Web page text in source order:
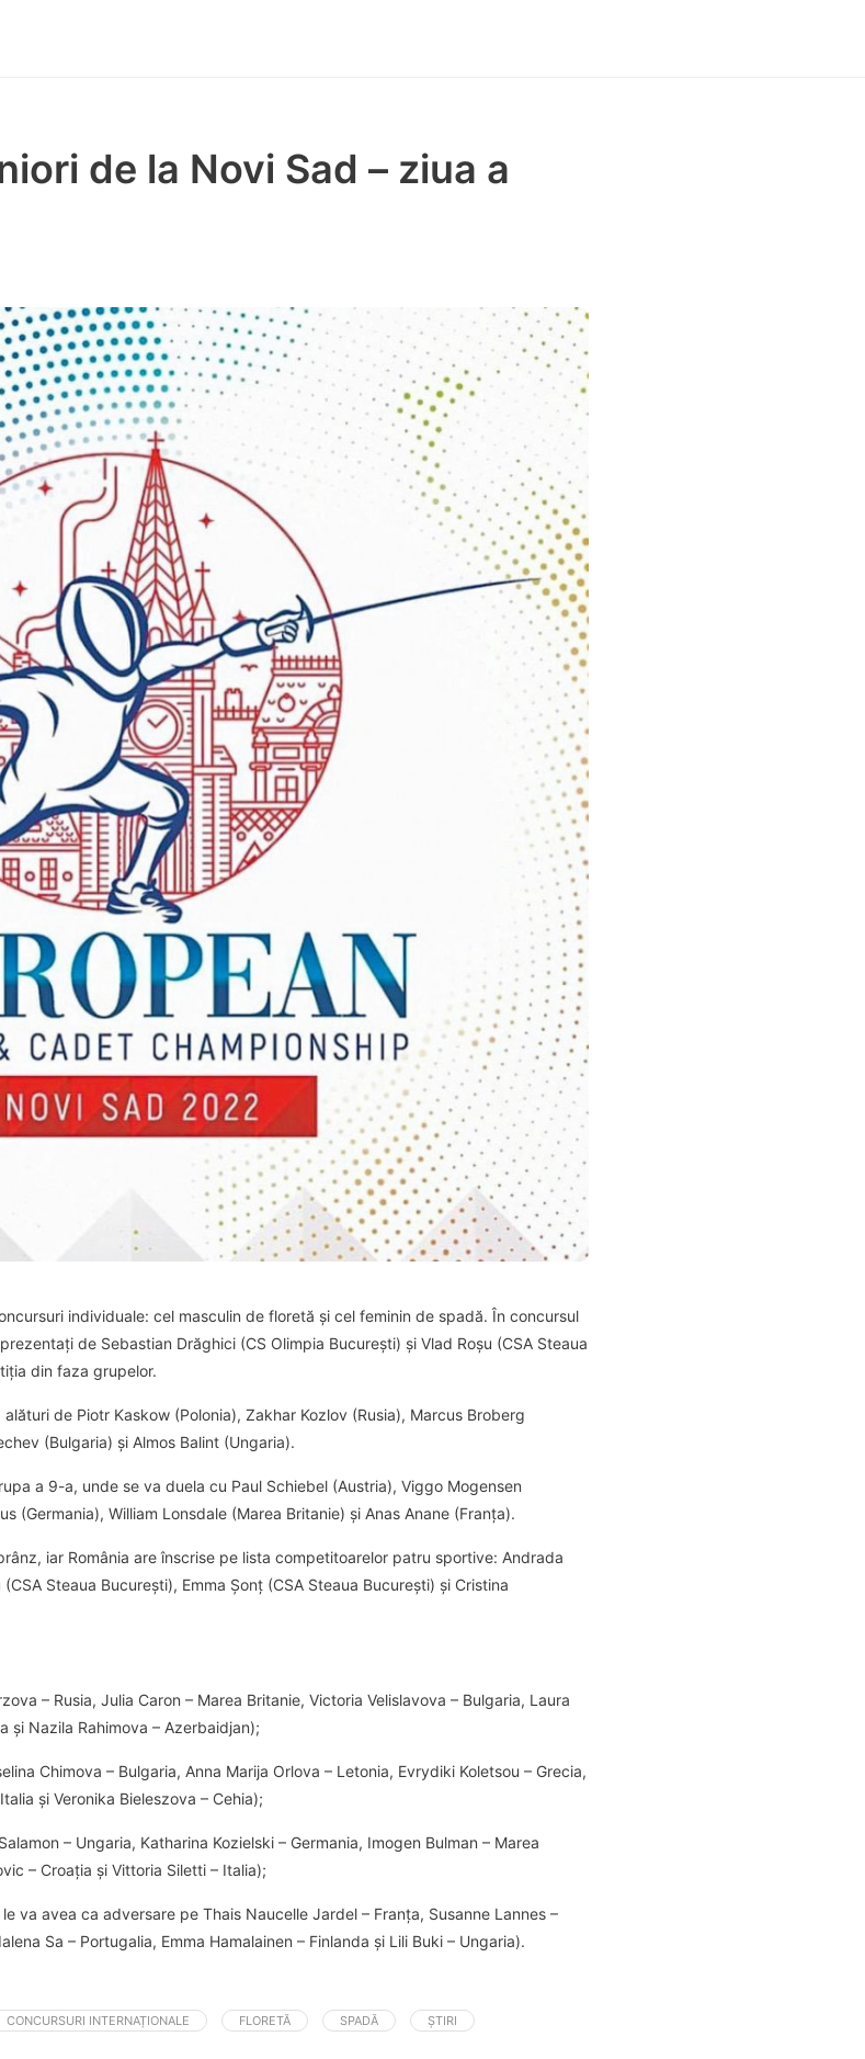
de la Novi Sad – ziua a
individuale: cel masculin de floretă și cel feminin de spadă. În concursul
de Sebastian Drăghici (CS Olimpia București) și Vlad Roșu (CSA Steaua
din faza grupelor.
de Piotr Kaskow (Polonia), Zakhar Kozlov (Rusia), Marcus Broberg
(Bulgaria) și Almos Balint (Ungaria).
a 9-a, unde se va duela cu Paul Schiebel (Austria), Viggo Mogensen
(Germania), William Lonsdale (Marea Britanie) și Anas Anane (Franța).
iar România are înscrise pe lista competitoarelor patru sportive: Andrada
Steaua București), Emma Șonț (CSA Steaua București) și Cristina
– Rusia, Julia Caron – Marea Britanie, Victoria Velislavova – Bulgaria, Laura
și Nazila Rahimova – Azerbaidjan);
Chimova – Bulgaria, Anna Marija Orlova – Letonia, Evrydiki Koletsou – Grecia,
și Veronika Bieleszova – Cehia);
– Ungaria, Katharina Kozielski – Germania, Imogen Bulman – Marea
– Croația și Vittoria Siletti – Italia);
va avea ca adversare pe Thais Naucelle Jardel – Franța, Susanne Lannes –
Sa – Portugalia, Emma Hamalainen – Finlanda și Lili Buki – Ungaria).
CONCURSURI INTERNAȚIONALE FLORETĂ SPADĂ ȘTIRI